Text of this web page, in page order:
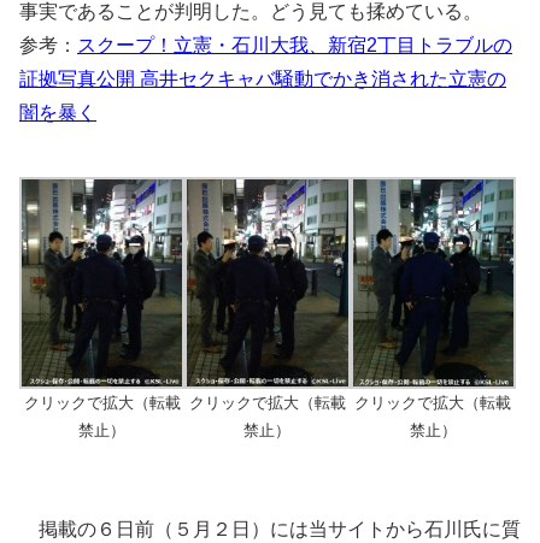
事実であることが判明した。どう見ても揉めている。
参考： スクープ！立憲・石川大我、新宿2丁目トラブルの
証拠写真公開 高井セクキャバ騒動でかき消された立憲の
闇を暴く
クリックで拡大（転載
禁止）
クリックで拡大（転載
禁止）
クリックで拡大（転載
禁止）
掲載の６日前（５月２日）には当サイトから石川氏に質